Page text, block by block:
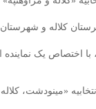
با اختصاص یک